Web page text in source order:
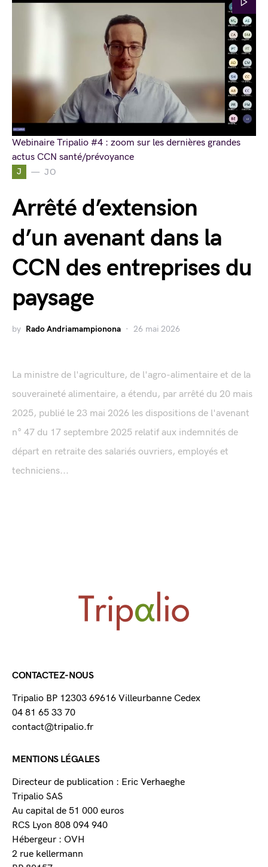
J JO
Arrêté d’extension
d’un avenant dans la
CCN des entreprises du
paysage
by Rado Andriamampionona 26 mai 2026
La ministre de l'agriculture, de l'agro-alimentaire et de la
souveraineté alimentaire, a étendu, par arrêté du 20 mais
2025, publié le 23 mai 2026 les dispositions de l'avenant
n° 47 du 17 septembre 2025 relatif aux indemnités de
départ en retraite des salariés ouvriers, employés et
techniciens...
Webinaire Tripalio #4 : zoom sur les dernières grandes
actus CCN santé/prévoyance
CONTACTEZ-NOUS
Tripalio BP 12303 69616 Villeurbanne Cedex
04 81 65 33 70
contact@tripalio.fr
MENTIONS LÉGALES
Directeur de publication : Eric Verhaeghe
Tripalio SAS
Au capital de 51 000 euros
RCS Lyon 808 094 940
Hébergeur : OVH
2 rue kellermann